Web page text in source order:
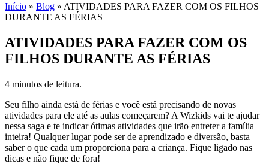
Início » Blog » ATIVIDADES PARA FAZER COM OS FILHOS
DURANTE AS FÉRIAS
ATIVIDADES PARA FAZER COM OS
FILHOS DURANTE AS FÉRIAS
4 minutos de leitura.
Seu filho ainda está de férias e você está precisando de novas
atividades para ele até as aulas começarem? A Wizkids vai te ajudar
nessa saga e te indicar ótimas atividades que irão entreter a família
inteira! Qualquer lugar pode ser de aprendizado e diversão, basta
saber o que cada um proporciona para a criança. Fique ligado nas
dicas e não fique de fora!